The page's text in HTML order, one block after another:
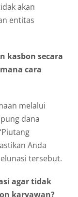
akan
entitas
kasbon secara
cara
melalui
dana
Anda
tersebut.
agar tidak
karyawan?